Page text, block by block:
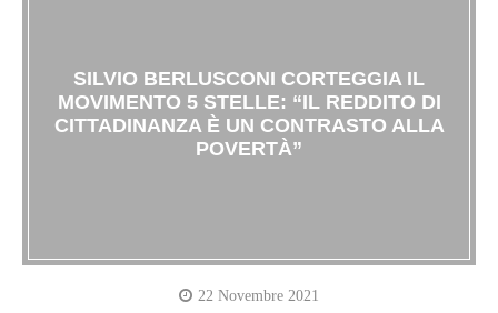
SILVIO BERLUSCONI CORTEGGIA IL
MOVIMENTO 5 STELLE: “IL REDDITO DI
CITTADINANZA È UN CONTRASTO ALLA
POVERTÀ”
22 Novembre 2021